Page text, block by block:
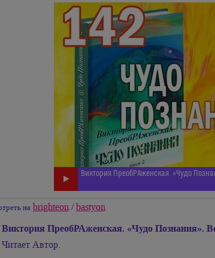
Виктория ПреобРАженская. «Чудо
на brighteon/bastyon
Виктория ПреобРАженская. «Чудо Познания».
Читает Автор.